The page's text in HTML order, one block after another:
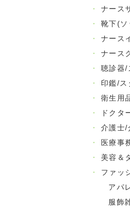
・
ナース
・
靴下(ソ
・
ナース
・
ナース
・
聴診器/
・
印鑑/ス
・
衛生用
・
ドクタ
・
介護士/
・
医療事
・
美容＆
・
ファッ
アパ
服飾